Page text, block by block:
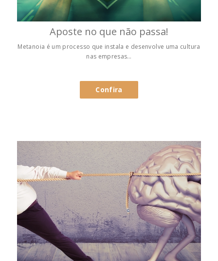
Aposte no que não passa!
Metanoia é um processo que instala e desenvolve uma cultura
nas empresas…
Confira